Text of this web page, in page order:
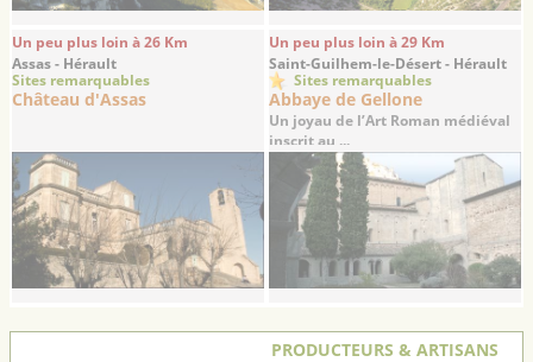
Un peu plus loin à 26 Km
Assas - Hérault
Sites remarquables
Château d'Assas
Un peu plus loin à 29 Km
Saint-Guilhem-le-Désert - Hérault
Sites remarquables
Abbaye de Gellone
Un joyau de l’Art Roman médiéval
inscrit au ...
PRODUCTEURS & ARTISANS